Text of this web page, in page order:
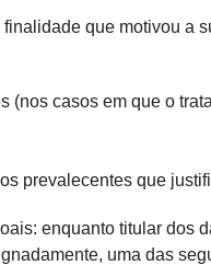
que motivou a
(nos casos em que o
prevalecentes que
enquanto titular dos
uma das